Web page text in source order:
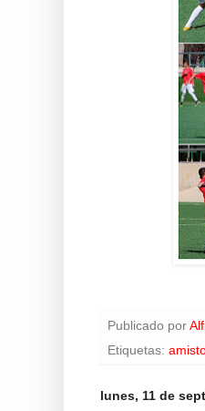
Publicado por
Etiquetas:
lunes, 11 de